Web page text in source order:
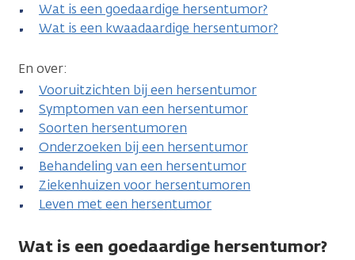
Wat is een goedaardige hersentumor?
Wat is een kwaadaardige hersentumor?
En over:
Vooruitzichten bij een hersentumor
Symptomen van een hersentumor
Soorten hersentumoren
Onderzoeken bij een hersentumor
Behandeling van een hersentumor
Ziekenhuizen voor hersentumoren
Leven met een hersentumor
Wat is een goedaardige hersentumor?